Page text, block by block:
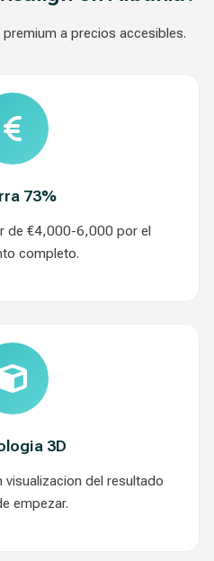
a precios accesibles.
73%
de €4,000-6,000 por el
completo.
3D
del resultado
empezar.